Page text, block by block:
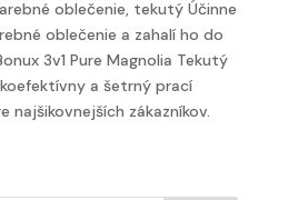
oblečenie, tekutý Účinne
oblečenie a zahalí ho do
3v1 Pure Magnolia Tekutý
a šetrný prací
najšikovnejších zákazníkov.